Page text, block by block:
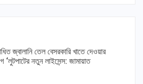
জ্বালানি তেল বেসরকারি খাতে দেওয়ার
‘লুটপাটের নতুন লাইসেন্স: জামায়াত